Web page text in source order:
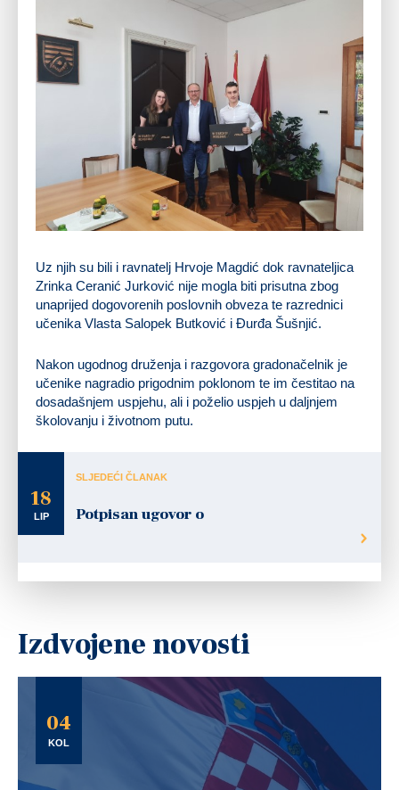
Uz njih su bili i ravnatelj Hrvoje Magdić dok ravnateljica
Zrinka Ceranić Jurković nije mogla biti prisutna zbog
unaprijed dogovorenih poslovnih obveza te razrednici
učenika Vlasta Salopek Butković i Đurđa Šušnjić.
Nakon ugodnog druženja i razgovora gradonačelnik je
učenike nagradio prigodnim poklonom te im čestitao na
dosadašnjem uspjehu, ali i poželio uspjeh u daljnjem
školovanju i životnom putu.
18
LIP
SLJEDEĆI ČLANAK
Potpisan ugovor o
Izdvojene novosti
04
KOL